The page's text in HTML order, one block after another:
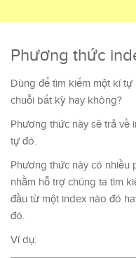
Phương thức
Dùng để tìm kiếm một kí
chuỗi bất kỳ hay không?
Phương thức này sẽ trả về
tự đó.
Phương thức này có nhiều
nhằm hỗ trợ chúng ta tìm
đầu từ một index nào đó
đó.
Ví dụ: